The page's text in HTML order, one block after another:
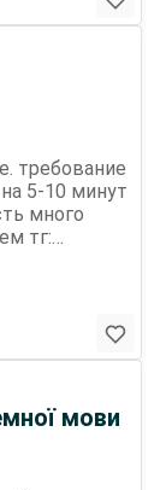
видається
требование
много
тг:
мови